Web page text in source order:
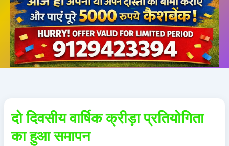
दो दिवसीय वार्षिक क्रीड़ा प्रतियोगिता
का हुआ समापन